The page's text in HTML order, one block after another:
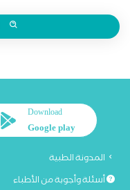
Download
Google play
المدونة الطبية
أسئلة وأجوبة من الأطباء